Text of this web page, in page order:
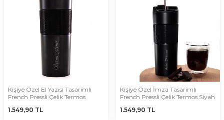
Kişiye Özel El Yazısı Tasarımlı
French Pressli Çelik Termos
1.549,90 TL
Kişiye Özel İmza Tasarımlı
French Pressli Çelik Termos Siyah
1.549,90 TL